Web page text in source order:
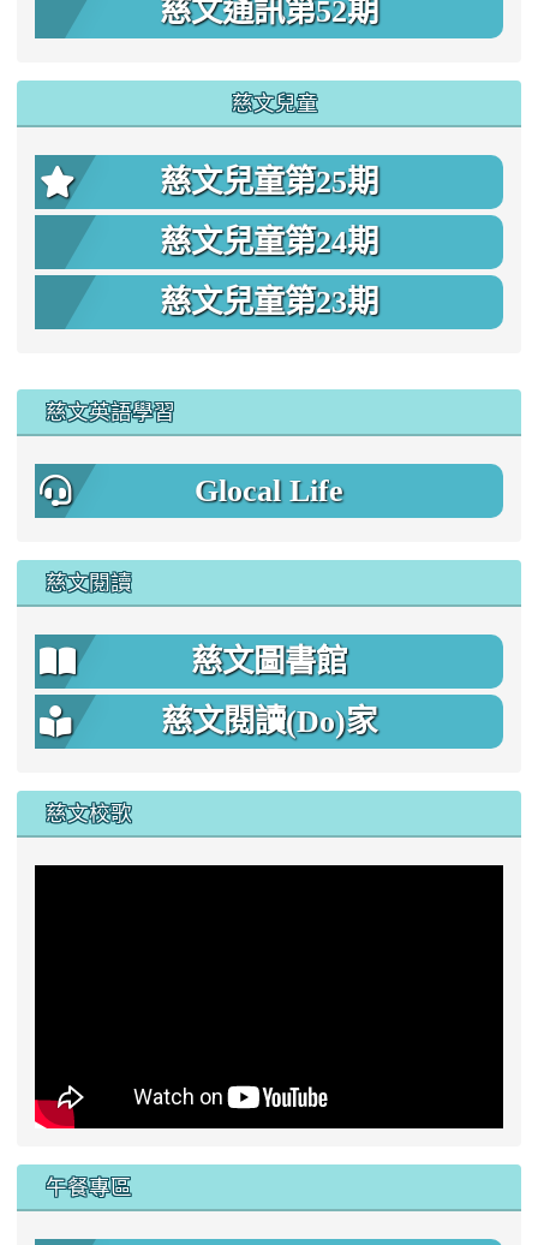
慈文通訊第52期
慈文兒童
慈文兒童第25期
慈文兒童第24期
慈文兒童第23期
慈文英語學習
Glocal Life
慈文閱讀
慈文圖書館
慈文閱讀(Do)家
慈文校歌
午餐專區